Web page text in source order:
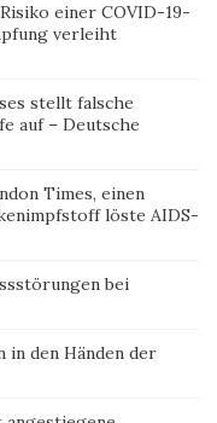
einer COVID-19-
verleiht
stellt falsche
auf – Deutsche
Times, einen
löste AIDS-
bei
in den Händen der